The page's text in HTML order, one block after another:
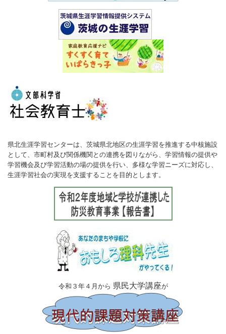
県北生涯学習センターは、茨城県北地区の生涯学習を推進する中核施設
として、市町村及び関係機関との連携を図りながら、 学習情報の提供や
学習機会及び学習活動の場の提供を行い、多様な学習ニーズに対応し、
生涯学習社会の実現を支援することを目的とします。
令和３年４月から 県民大学講座が